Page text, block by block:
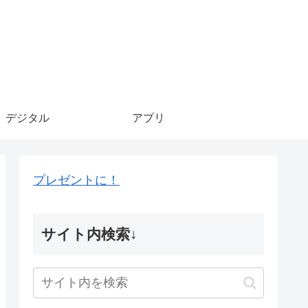
デジタル アプリ
プレゼントに！
サイト内検索↓